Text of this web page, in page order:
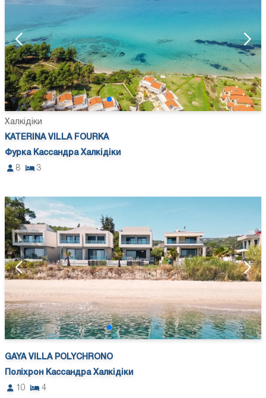
Халкідіки
KATERINA VILLA FOURKA
Фурка Кассандра Халкідіки
8
3
GAYA VILLA POLYCHRONO
Поліхрон Кассандра Халкідіки
10
4